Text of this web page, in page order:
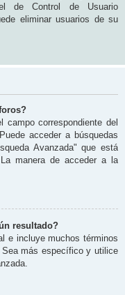
de Control de Usuario
eliminar usuarios de su
campo correspondiente del
acceder a búsquedas
Avanzada" que está
manera de acceder a la
resultado?
e incluye muchos términos
más específico y utilice